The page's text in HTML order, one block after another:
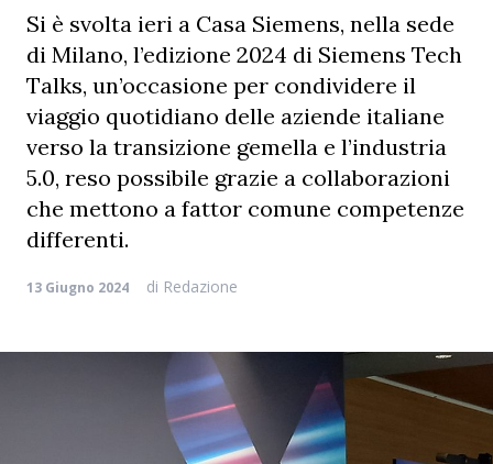
Si è svolta ieri a Casa Siemens, nella sede
di Milano, l’edizione 2024 di Siemens Tech
Talks, un’occasione per condividere il
viaggio quotidiano delle aziende italiane
verso la transizione gemella e l’industria
5.0, reso possibile grazie a collaborazioni
che mettono a fattor comune competenze
differenti.
13 Giugno 2024 di Redazione